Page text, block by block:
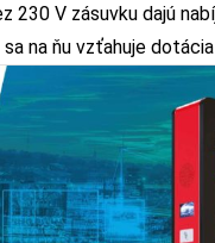
230 V zásuvku dajú
na ňu vzťahuje